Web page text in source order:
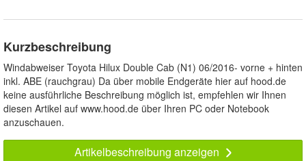
Kurzbeschreibung
Windabweiser Toyota Hilux Double Cab (N1) 06/2016- vorne + hinten
inkl. ABE (rauchgrau) Da über mobile Endgeräte hier auf hood.de
keine ausführliche Beschreibung möglich ist, empfehlen wir Ihnen
diesen Artikel auf www.hood.de über Ihren PC oder Notebook
anzuschauen.
Artikelbeschreibung anzeigen